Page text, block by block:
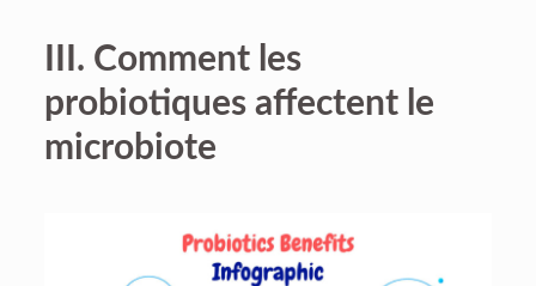
III. Comment les
probiotiques affectent le
microbiote